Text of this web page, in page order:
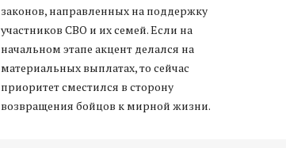
законов, направленных на поддержку
участников СВО и их семей. Если на
начальном этапе акцент делался на
материальных выплатах, то сейчас
приоритет сместился в сторону
возвращения бойцов к мирной жизни.